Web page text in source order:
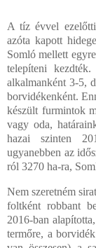
A tíz évvel
azóta kapott
Somló mellett
telepíteni
alkalmanként 3-5,
borvidékenként.
készült furmintok
vagy oda,
hazai szinten
ugyanebben az
ról 3270 ha-ra,
Nem szeretném
foltként robbant
2016-ban
termőre, a